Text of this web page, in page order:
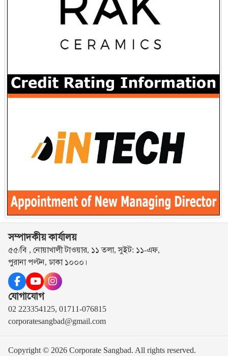
সম্পাদকীয় কার্যালয়
৫৫/বি , নোয়াখালী টাওয়ার, ১১ তলা, সুইট: ১১-এফ,
পুরানা পল্টন, ঢাকা ১০০০।
যোগাযোগ
02 223354125, 01711-076815
corporatesangbad@gmail.com
Copyright © 2026 Corporate Sangbad. All rights reserved.